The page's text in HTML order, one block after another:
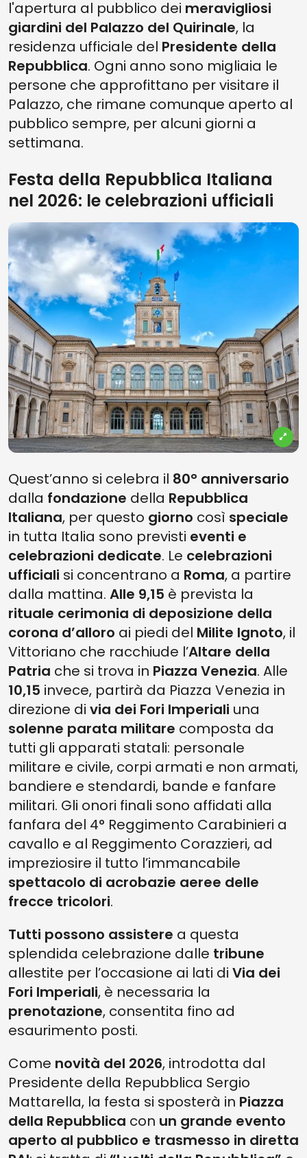
l'apertura al pubblico dei meravigliosi
giardini del Palazzo del Quirinale, la
residenza ufficiale del Presidente della
Repubblica. Ogni anno sono migliaia le
persone che approfittano per visitare il
Palazzo, che rimane comunque aperto al
pubblico sempre, per alcuni giorni a
settimana.
Festa della Repubblica Italiana
nel 2026: le celebrazioni ufficiali
Quest’anno si celebra il 80° anniversario
dalla fondazione della Repubblica
Italiana, per questo giorno così speciale
in tutta Italia sono previsti eventi e
celebrazioni dedicate. Le celebrazioni
ufficiali si concentrano a Roma, a partire
dalla mattina. Alle 9,15 è prevista la
rituale cerimonia di deposizione della
corona d’alloro ai piedi del Milite Ignoto, il
Vittoriano che racchiude l’Altare della
Patria che si trova in Piazza Venezia. Alle
10,15 invece, partirà da Piazza Venezia in
direzione di via dei Fori Imperiali una
solenne parata militare composta da
tutti gli apparati statali: personale
militare e civile, corpi armati e non armati,
bandiere e stendardi, bande e fanfare
militari. Gli onori finali sono affidati alla
fanfara del 4° Reggimento Carabinieri a
cavallo e al Reggimento Corazzieri, ad
impreziosire il tutto l’immancabile
spettacolo di acrobazie aeree delle
frecce tricolori.
Tutti possono assistere a questa
splendida celebrazione dalle tribune
allestite per l’occasione ai lati di Via dei
Fori Imperiali, è necessaria la
prenotazione, consentita fino ad
esaurimento posti.
Come novità del 2026, introdotta dal
Presidente della Repubblica Sergio
Mattarella, la festa si sposterà in Piazza
della Repubblica con un grande evento
aperto al pubblico e trasmesso in diretta